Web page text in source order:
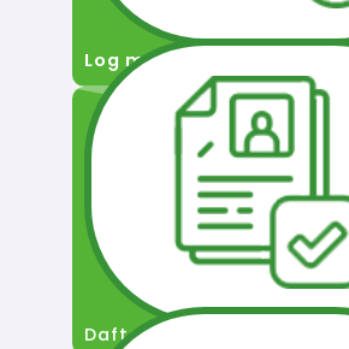
Log masuk
Daftar Pengguna